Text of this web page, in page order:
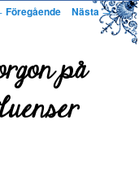
Föregående Nästa→
på